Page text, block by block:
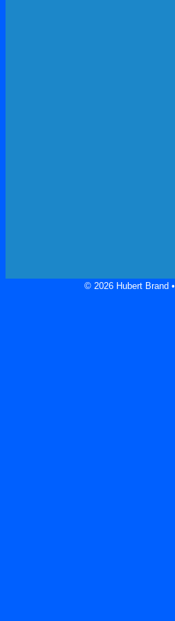
© 2026 Hubert Brand •